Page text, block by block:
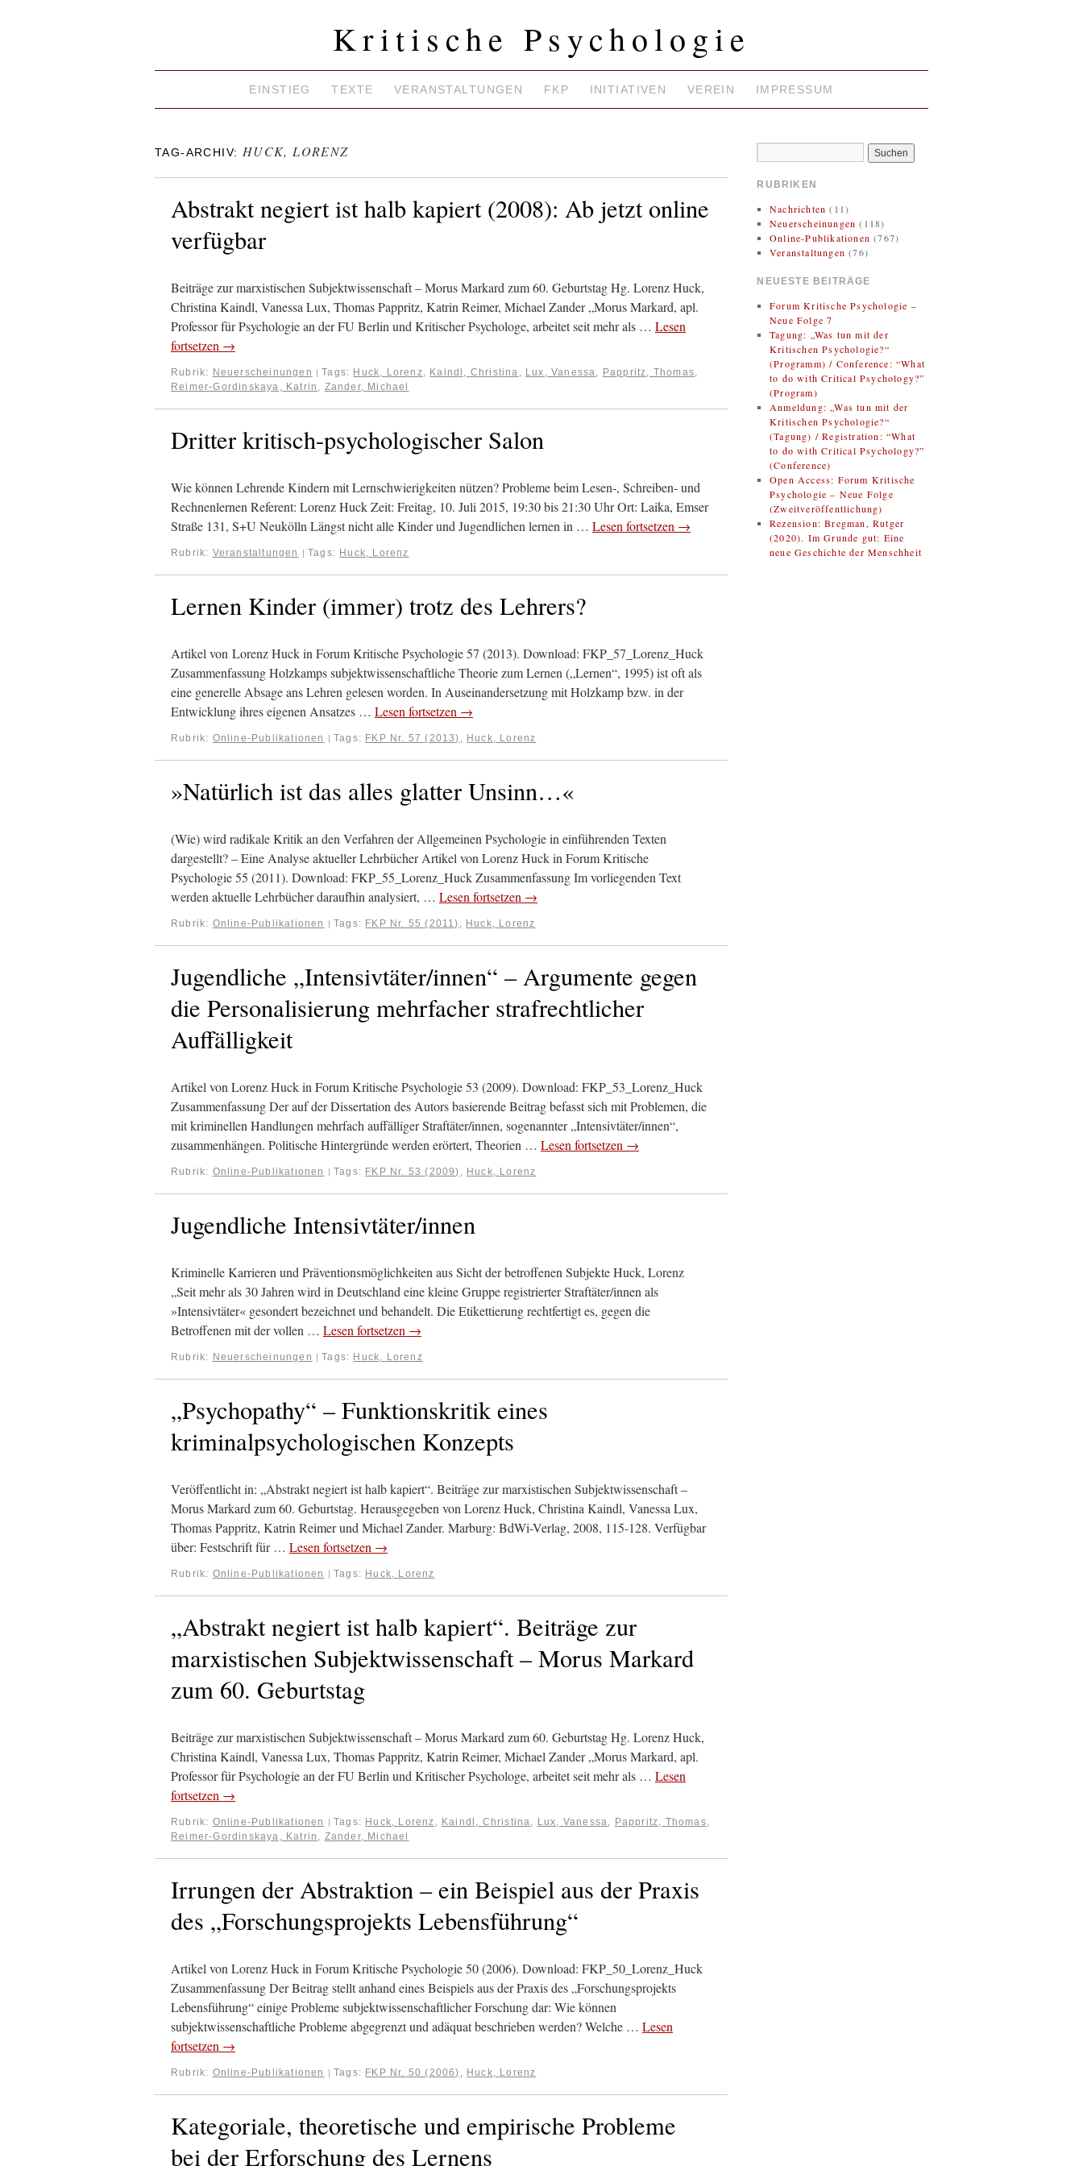
Kritische Psychologie
EINSTIEG TEXTE VERANSTALTUNGEN FKP INITIATIVEN VEREIN IMPRESSUM
TAG-ARCHIV: HUCK, LORENZ
Abstrakt negiert ist halb kapiert (2008): Ab jetzt online
verfügbar
Beiträge zur marxistischen Subjektwissenschaft – Morus Markard zum 60. Geburtstag Hg. Lorenz Huck,
Christina Kaindl, Vanessa Lux, Thomas Pappritz, Katrin Reimer, Michael Zander „Morus Markard, apl.
Professor für Psychologie an der FU Berlin und Kritischer Psychologe, arbeitet seit mehr als … Lesen
fortsetzen →
Rubrik: Neuerscheinungen | Tags: Huck, Lorenz, Kaindl, Christina , Lux, Vanessa, Pappritz, Thomas,
Reimer-Gordinskaya, Katrin , Zander, Michael
Dritter kritisch-psychologischer Salon
Wie können Lehrende Kindern mit Lernschwierigkeiten nützen? Probleme beim Lesen-, Schreiben- und
Rechnenlernen Referent: Lorenz Huck Zeit: Freitag, 10. Juli 2015, 19:30 bis 21:30 Uhr Ort: Laika, Emser
Straße 131, S+U Neukölln Längst nicht alle Kinder und Jugendlichen lernen in … Lesen fortsetzen →
Rubrik: Veranstaltungen | Tags: Huck, Lorenz
Lernen Kinder (immer) trotz des Lehrers?
Artikel von Lorenz Huck in Forum Kritische Psychologie 57 (2013). Download: FKP_57_Lorenz_Huck
Zusammenfassung Holzkamps subjektwissenschaftliche Theorie zum Lernen („Lernen“, 1995) ist oft als
eine generelle Absage ans Lehren gelesen worden. In Auseinandersetzung mit Holzkamp bzw. in der
Entwicklung ihres eigenen Ansatzes … Lesen fortsetzen →
Rubrik: Online-Publikationen | Tags: FKP Nr. 57 (2013) , Huck, Lorenz
»Natürlich ist das alles glatter Unsinn…«
(Wie) wird radikale Kritik an den Verfahren der Allgemeinen Psychologie in einführenden Texten
dargestellt? – Eine Analyse aktueller Lehrbücher Artikel von Lorenz Huck in Forum Kritische
Psychologie 55 (2011). Download: FKP_55_Lorenz_Huck Zusammenfassung Im vorliegenden Text
werden aktuelle Lehrbücher daraufhin analysiert, … Lesen fortsetzen →
Rubrik: Online-Publikationen | Tags: FKP Nr. 55 (2011) , Huck, Lorenz
Jugendliche „Intensivtäter/innen“ – Argumente gegen
die Personalisierung mehrfacher strafrechtlicher
Auffälligkeit
Artikel von Lorenz Huck in Forum Kritische Psychologie 53 (2009). Download: FKP_53_Lorenz_Huck
Zusammenfassung Der auf der Dissertation des Autors basierende Beitrag befasst sich mit Problemen, die
mit kriminellen Handlungen mehrfach auffälliger Straftäter/innen, sogenannter „Intensivtäter/innen“,
zusammenhängen. Politische Hintergründe werden erörtert, Theorien … Lesen fortsetzen →
Rubrik: Online-Publikationen | Tags: FKP Nr. 53 (2009) , Huck, Lorenz
Jugendliche Intensivtäter/innen
Kriminelle Karrieren und Präventionsmöglichkeiten aus Sicht der betroffenen Subjekte Huck, Lorenz
„Seit mehr als 30 Jahren wird in Deutschland eine kleine Gruppe registrierter Straftäter/innen als
»Intensivtäter« gesondert bezeichnet und behandelt. Die Etikettierung rechtfertigt es, gegen die
Betroffenen mit der vollen … Lesen fortsetzen →
Rubrik: Neuerscheinungen | Tags: Huck, Lorenz
„Psychopathy“ – Funktionskritik eines
kriminalpsychologischen Konzepts
Veröffentlicht in: „Abstrakt negiert ist halb kapiert“. Beiträge zur marxistischen Subjektwissenschaft –
Morus Markard zum 60. Geburtstag. Herausgegeben von Lorenz Huck, Christina Kaindl, Vanessa Lux,
Thomas Pappritz, Katrin Reimer und Michael Zander. Marburg: BdWi-Verlag, 2008, 115-128. Verfügbar
über: Festschrift für … Lesen fortsetzen →
Rubrik: Online-Publikationen | Tags: Huck, Lorenz
„Abstrakt negiert ist halb kapiert“. Beiträge zur
marxistischen Subjektwissenschaft – Morus Markard
zum 60. Geburtstag
Beiträge zur marxistischen Subjektwissenschaft – Morus Markard zum 60. Geburtstag Hg. Lorenz Huck,
Christina Kaindl, Vanessa Lux, Thomas Pappritz, Katrin Reimer, Michael Zander „Morus Markard, apl.
Professor für Psychologie an der FU Berlin und Kritischer Psychologe, arbeitet seit mehr als … Lesen
fortsetzen →
Rubrik: Online-Publikationen | Tags: Huck, Lorenz , Kaindl, Christina, Lux, Vanessa, Pappritz, Thomas,
Reimer-Gordinskaya, Katrin , Zander, Michael
Irrungen der Abstraktion – ein Beispiel aus der Praxis
des „Forschungsprojekts Lebensführung“
Artikel von Lorenz Huck in Forum Kritische Psychologie 50 (2006). Download: FKP_50_Lorenz_Huck
Zusammenfassung Der Beitrag stellt anhand eines Beispiels aus der Praxis des „Forschungsprojekts
Lebensführung“ einige Probleme subjektwissenschaftlicher Forschung dar: Wie können
subjektwissenschaftliche Probleme abgegrenzt und adäquat beschrieben werden? Welche … Lesen
fortsetzen →
Rubrik: Online-Publikationen | Tags: FKP Nr. 50 (2006) , Huck, Lorenz
Kategoriale, theoretische und empirische Probleme
bei der Erforschung des Lernens
RUBRIKEN
Nachrichten (11)
Neuerscheinungen (118)
Online-Publikationen (767)
Veranstaltungen (76)
NEUESTE BEITRÄGE
Forum Kritische Psychologie –
Neue Folge 7
Tagung: „Was tun mit der
Kritischen Psychologie?“
(Programm) / Conference: “What
to do with Critical Psychology?”
(Program)
Anmeldung: „Was tun mit der
Kritischen Psychologie?“
(Tagung) / Registration: “What
to do with Critical Psychology?”
(Conference)
Open Access: Forum Kritische
Psychologie – Neue Folge
(Zweitveröffentlichung)
Rezension: Bregman, Rutger
(2020). Im Grunde gut: Eine
neue Geschichte der Menschheit